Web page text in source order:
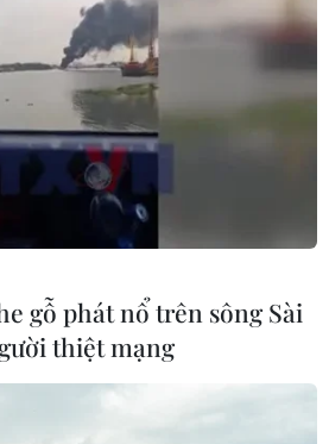
gỗ phát nổ trên sông Sài
thiệt mạng